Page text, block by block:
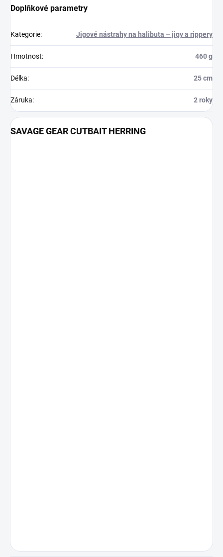
Doplňkové parametry
Kategorie: Jigové nástrahy na halibuta – jigy a rippery
Hmotnost: 460 g
Délka: 25 cm
Záruka: 2 roky
SAVAGE GEAR CUTBAIT HERRING